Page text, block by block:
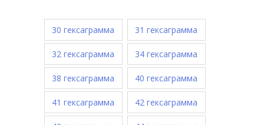
30 гексаграмма 31 гексаграмма
32 гексаграмма 34 гексаграмма
38 гексаграмма 40 гексаграмма
41 гексаграмма 42 гексаграмма